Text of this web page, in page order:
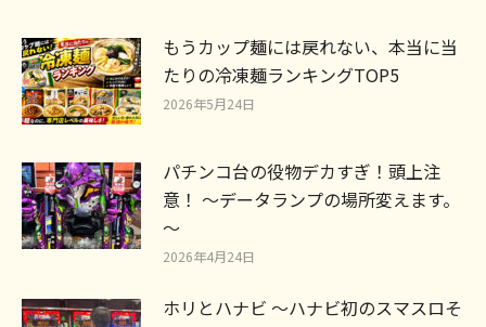
もうカップ麺には戻れない、本当に当
たりの冷凍麺ランキングTOP5
2026年5月24日
パチンコ台の役物デカすぎ！頭上注
意！ ～データランプの場所変えます。
～
2026年4月24日
ホリとハナビ ～ハナビ初のスマスロそ